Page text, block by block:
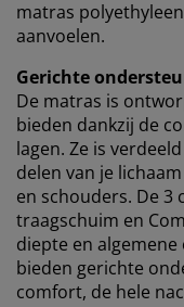
matras
aanvoelen.
Gerichte
De matras is
bieden dankzij de
lagen. Ze is
delen van je
en schouders. De 3
traagschuim en
diepte en
bieden gerichte
comfort, de hele
Bij JYSK gebruiken we
goede ervaring te
website. Cookies
functionaliteit,
Als we
met marketingpartners
maat gemaakte en
over de doeleinden bij
toestemming in te
klikken. Door op
toestemming voor alle